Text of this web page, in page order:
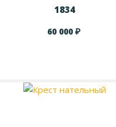
1834
60 000 ₽